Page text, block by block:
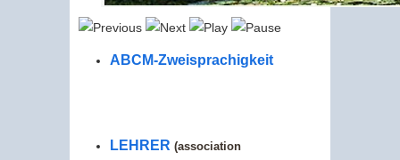
ABCM-Zweisprachigkeit
LEHRER (association